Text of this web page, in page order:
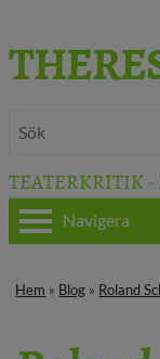
TEATERKRITIK
Navigera
Hem » Blog » Roland